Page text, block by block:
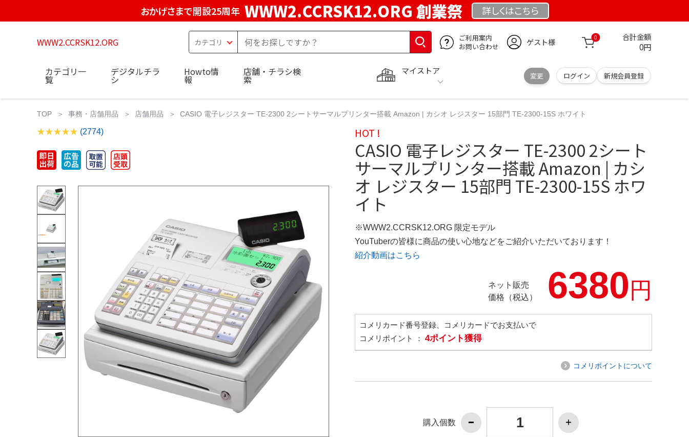
おかげさまで開設25周年 WWW2.CCRSK12.ORG 創業祭 詳しくはこちら
WWW2.CCRSK12.ORG
ご利用案内
お問い合わせ
ゲスト様 0 合計金額
0円
マイストア
変更 ログイン 新規会員登録
カテゴリ一
覧
デジタルチラ
シ
Howto情
報
店舗・チラシ検
索
TOP 事務・店舗用品 店舗用品 CASIO 電子レジスター TE-2300 2シートサーマルプリンター搭載 Amazon | カシオ レジスター 15部門 TE-2300-15S ホワイト
(2774) HOT !
CASIO 電子レジスター TE-2300 2シート
サーマルプリンター搭載 Amazon | カシ
オ レジスター 15部門 TE-2300-15S ホワ
イト
※WWW2.CCRSK12.ORG 限定モデル
YouTuberの皆様に商品の使い心地などをご紹介いただいております！
紹介動画はこちら
ネット販売
価格（税込）
6380円
コメリカード番号登録、コメリカードでお支払いで
コメリポイント ： 4ポイント獲得
コメリポイントについて
購入個数